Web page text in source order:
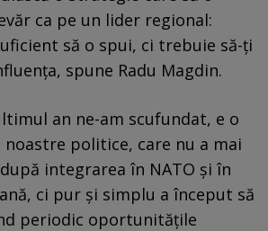
ca pe un lider regional:
să o spui, ci trebuie să-ți
spune Radu Magdin.
an ne-am scufundat, e o
noastre politice, care nu a mai
integrarea în NATO și în
ci pur și simplu a început să
periodic oportunitățile